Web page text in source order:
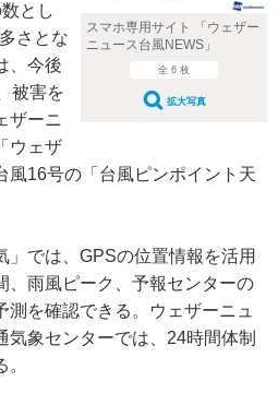
スマホ専用サイト 「ウェザー
ニュース台風NEWS」
全 6 枚
拡大写真
とし
さとな
、今後
被害を
ザーニ
ウェザ
風16号の「台風ピンポイント天
では、GPSの位置情報を活用
、雨風ピーク、予報センターの
測を確認できる。ウェザーニュ
気象センターでは、24時間体制